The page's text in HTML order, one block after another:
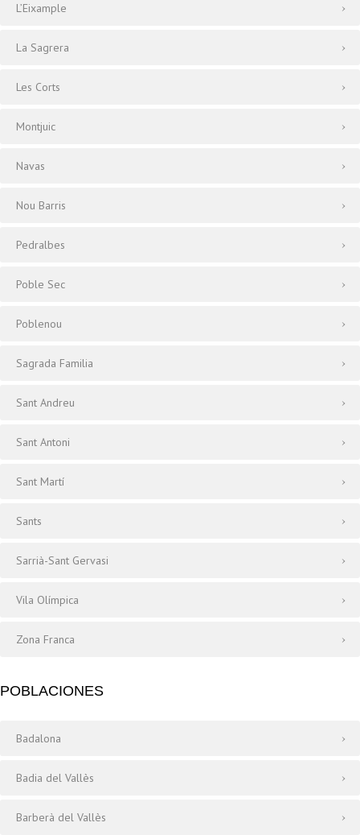
L’Eixample
La Sagrera
Les Corts
Montjuic
Navas
Nou Barris
Pedralbes
Poble Sec
Poblenou
Sagrada Familia
Sant Andreu
Sant Antoni
Sant Martí
Sants
Sarrià-Sant Gervasi
Vila Olímpica
Zona Franca
POBLACIONES
Badalona
Badia del Vallès
Barberà del Vallès